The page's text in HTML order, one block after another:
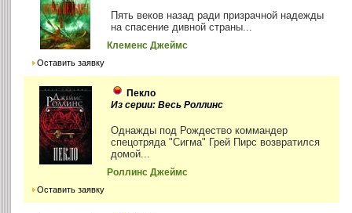
Пять веков назад ради призрачной надежды
на спасение дивной страны...
Клеменс Джеймс
Оставить заявку
Пекло
Из серии: Весь Роллинс
Однажды под Рождество коммандер
спецотряда "Сигма" Грей Пирс возвратился
домой...
Роллинс Джеймс
Оставить заявку